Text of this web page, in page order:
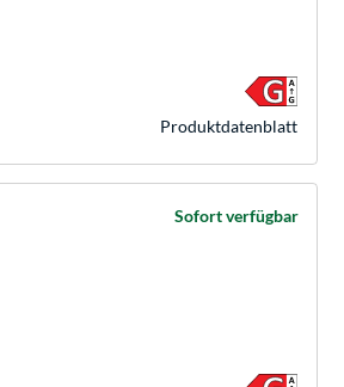
Produkt­datenblatt
Sofort verfügbar